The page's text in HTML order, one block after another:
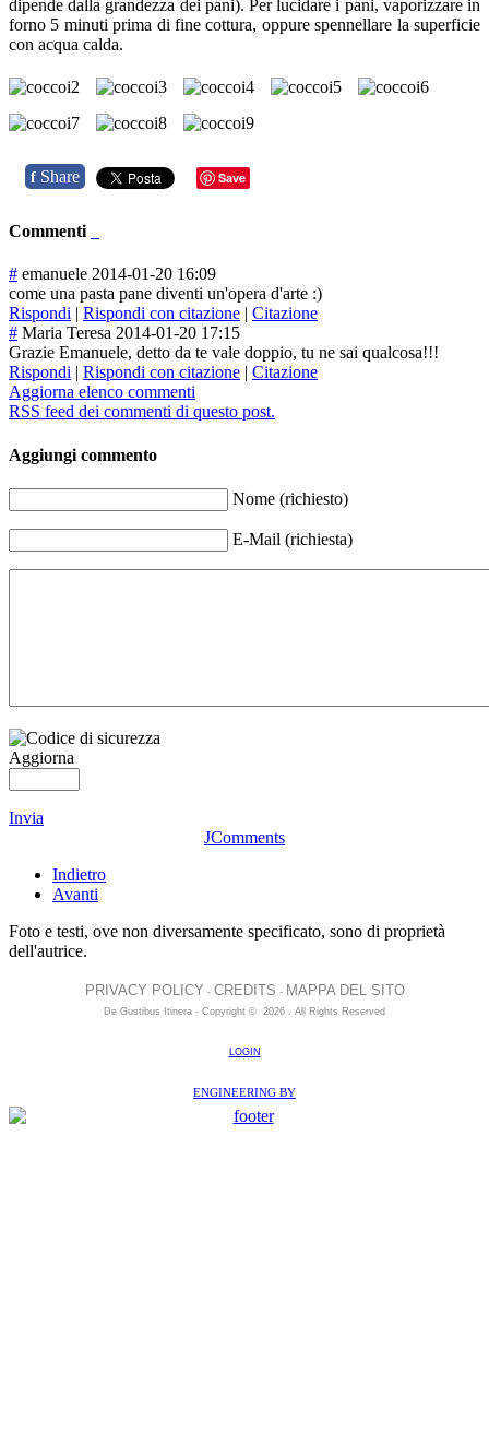
dipende dalla grandezza dei pani). Per lucidare i pani, vaporizzare in
forno 5 minuti prima di fine cottura, oppure spennellare la superficie
con acqua calda.
f Share Save
Commenti
# emanuele 2014-01-20 16:09
come una pasta pane diventi un'opera d'arte :)
Rispondi | Rispondi con citazione | Citazione
# Maria Teresa 2014-01-20 17:15
Grazie Emanuele, detto da te vale doppio, tu ne sai qualcosa!!!
Rispondi | Rispondi con citazione | Citazione
Aggiorna elenco commenti
RSS feed dei commenti di questo post.
Aggiungi commento
Nome (richiesto)
E-Mail (richiesta)
Aggiorna
Invia
JComments
Indietro
Avanti
Foto e testi, ove non diversamente specificato, sono di proprietà
dell'autrice.
PRIVACY POLICY - CREDITS - MAPPA DEL SITO
De Gustibus Itinera - Copyright © 2026 All Rights Reserved
LOGIN
ENGINEERING BY